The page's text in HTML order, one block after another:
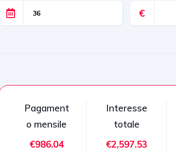
€
Pagament
o mensile
€986.04
Interesse
totale
€2,597.53